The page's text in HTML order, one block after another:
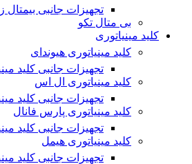
تجهیزات جانبی بیمتال
بی متال تکو
کلید مینیاتوری
کلید مینیاتوری هیوندای
تجهیزات جانبی کلید
کلید مینیاتوری ال اس
تجهیزات جانبی کلید
کلید مینیاتوری پارس فانال
تجهیزات جانبی کلید
کلید مینیاتوری هیمل
تجهیزات جانبی کلید